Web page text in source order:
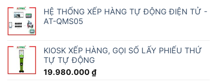
HỆ THỐNG XẾP HÀNG TỰ ĐỘNG ĐIỆN TỬ -
AT-QMS05
KIOSK XẾP HÀNG, GỌI SỐ LẤY PHIẾU THỨ
TỰ TỰ ĐỘNG
19.980.000 ₫